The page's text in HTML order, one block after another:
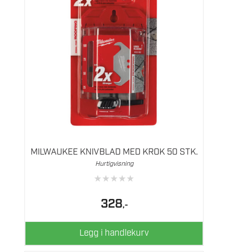
MILWAUKEE KNIVBLAD MED KROK 50 STK.
Hurtigvisning
★★★★★
328,-
Legg i handlekurv